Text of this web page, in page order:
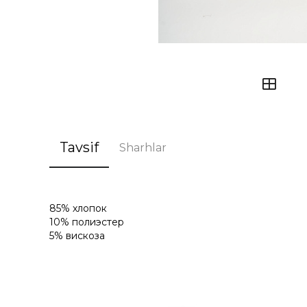
Tavsif Sharhlar
85% хлопок
10% полиэстер
5% вискоза